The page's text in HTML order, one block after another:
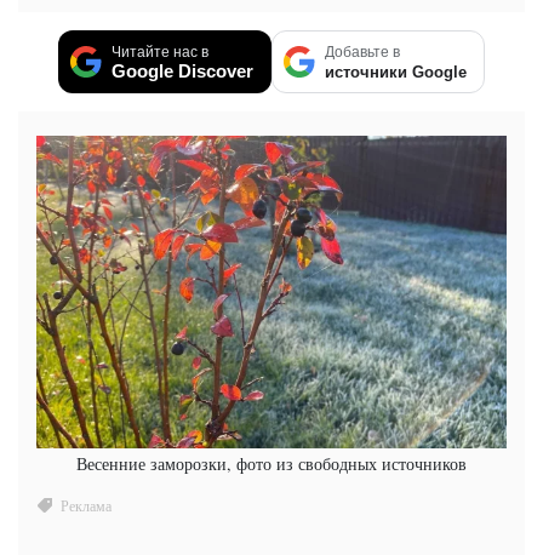
Читайте нас в
Google Discover
Добавьте в
источники Google
Весенние заморозки, фото из свободных источников